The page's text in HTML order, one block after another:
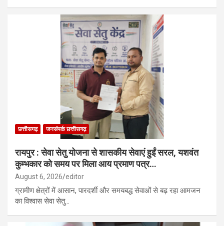
छत्तीसगढ़ जनसंपर्क छत्तीसगढ़
रायपुर : सेवा सेतु योजना से शासकीय सेवाएं हुईं सरल, यशवंत
कुम्भकार को समय पर मिला आय प्रमाण पत्र…
August 6, 2026 editor
ग्रामीण क्षेत्रों में आसान, पारदर्शी और समयबद्ध सेवाओं से बढ़ रहा आमजन
का विश्वास सेवा सेतु…